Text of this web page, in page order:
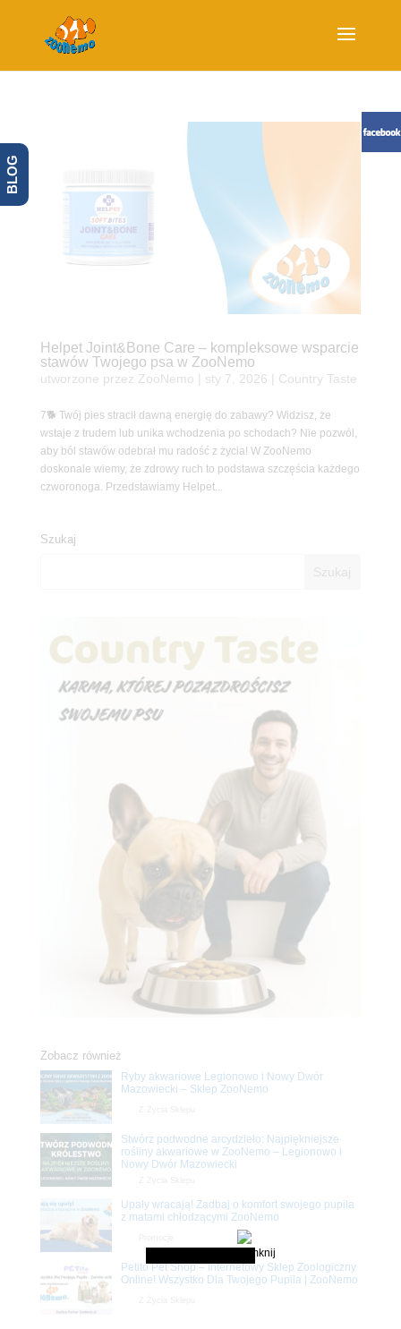
Helpet Joint&Bone Care – kompleksowe wsparcie
stawów Twojego psa w ZooNemo
utworzone przez ZooNemo sty 7, 2026 Country Taste
7🐕 Twój pies stracił dawną energię do zabawy? Widzisz, że
wstaje z trudem lub unika wchodzenia po schodach? Nie pozwól,
aby ból stawów odebrał mu radość z życia! W ZooNemo
doskonale wiemy, że zdrowy ruch to podstawa szczęścia każdego
czworonoga. Przedstawiamy Helpet...
Szukaj
Zobacz również
Ryby akwariowe Legionowo i Nowy Dwór
Mazowiecki – Sklep ZooNemo
Stwórz podwodne arcydzieło: Najpiękniejsze
rośliny akwariowe w ZooNemo – Legionowo i
Nowy Dwór Mazowiecki
Upały wracają! Zadbaj o komfort swojego pupila
z matami chłodzącymi ZooNemo
Petito Pet Shop – Internetowy Sklep Zoologiczny
Online! Wszystko Dla Twojego Pupila | ZooNemo
BLOG